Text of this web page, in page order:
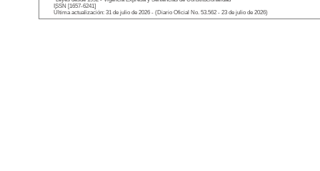
ISSN [1657-6241]
Última actualización: 31 de julio de 2026 - (Diario Oficial No. 53.562 - 23 de julio de 2026)